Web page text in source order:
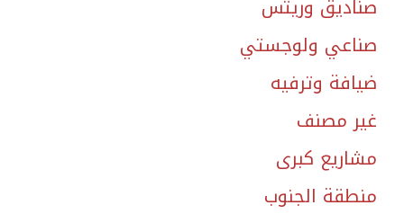
صناديق وريتس
صناعي ولوجستي
ضيافة وترفيه
غير مصنف
مشاريع كبرى
منطقة الجنوب